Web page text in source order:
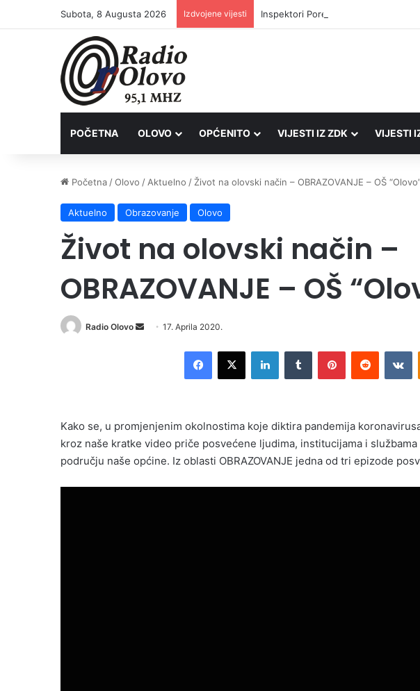
Subota, 8 Augusta 2026 Izdvojene vijesti Inspektori Porezne uprave FBiH na
POČETNA OLOVO OPĆENITO VIJESTI IZ ZDK VIJESTI
Početna /Olovo / Aktuelno / Život na olovski način – OBRAZOVANJE – OŠ
Aktuelno Obrazovanje Olovo
Život na olovski način –
OBRAZOVANJE – OŠ
Radio Olovo
Send17. Aprila 2020.
Facebook
X LinkedInTumblr PinterestReddit
Kako se, u promjenjenim okolnostima koje diktira pandemija
kroz naše kratke video priče posvećene ljudima, institucijama i
području naše općine. Iz oblasti OBRAZOVANJE jedna od tri epizode